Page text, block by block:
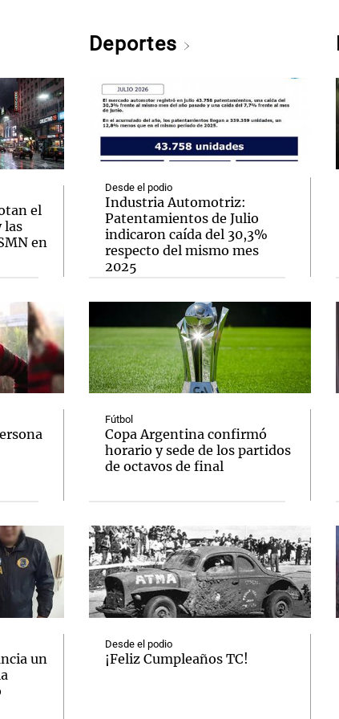
el
las
en
un
Deportes
Desde el podio
Industria Automotriz:
Patentamientos de Julio
indicaron caída del 30,3%
respecto del mismo mes
2025
Fútbol
Copa Argentina confirmó
horario y sede de los partidos
de octavos de final
Desde el podio
¡Feliz Cumpleaños TC!
El huracán de Arequito Cadena 3 en Groenlandia